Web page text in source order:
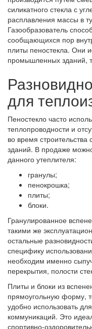
силикатного стекла с
расплавления массы в
Газообразователь
сообщающихся пор
плиты пеностекла. Они
промышленных зданий,
для
Пеностекло часто
теплопроводности и
во время
зданий. В продаже
данного утеплителя:
гранулы;
пенокрошка;
плиты;
блоки.
Гранулированное
такими же
остальные
специфику
необходим именно
перекрытия, полости
Плиты и блоки из
прямоугольную форму,
удобно использовать
коммуникаций. Это
спортивно-